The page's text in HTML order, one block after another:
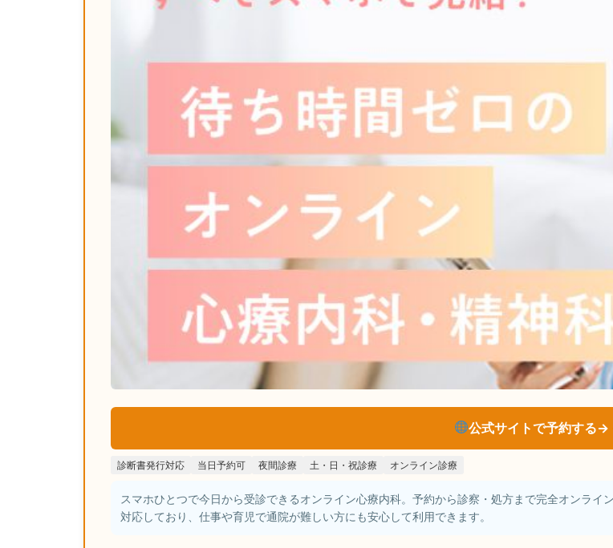
公式サイトで予約する→
診断書発行対応 当日予約可 夜間診療 土・日・祝診療 オンライン診療
スマホひとつで今日から受診できるオンライン心療内科。予約から診察・処方まで完全オンラ
対応しており、仕事や育児で通院が難しい方にも安心して利用できます。